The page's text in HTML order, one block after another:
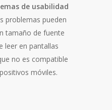
de usabilidad
problemas pueden
tamaño de fuente
leer en pantallas
no es compatible
móviles.